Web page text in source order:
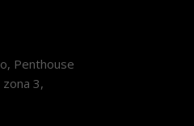
Penthouse
3,